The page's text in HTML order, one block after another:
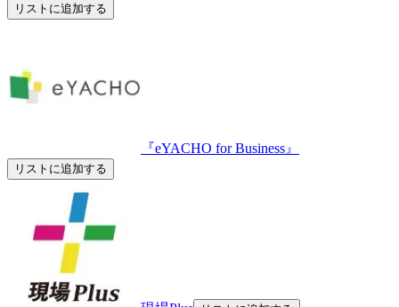
リストに追加する
『eYACHO for Business』
リストに追加する